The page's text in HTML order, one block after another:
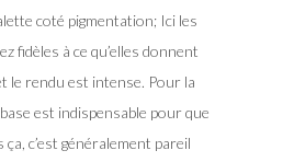
coté pigmentation; Ici les
fidèles à ce qu’elles donnent
le rendu est intense. Pour la
est indispensable pour que
ça, c’est généralement pareil